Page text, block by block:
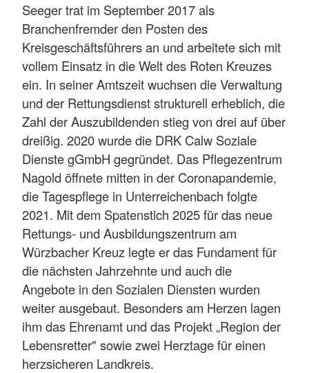
Seeger trat im September 2017 als
Branchenfremder den Posten des
Kreisgeschäftsführers an und arbeitete sich mit
vollem Einsatz in die Welt des Roten Kreuzes
ein. In seiner Amtszeit wuchsen die Verwaltung
und der Rettungsdienst strukturell erheblich, die
Zahl der Auszubildenden stieg von drei auf über
dreißig. 2020 wurde die DRK Calw Soziale
Dienste gGmbH gegründet. Das Pflegezentrum
Nagold öffnete mitten in der Coronapandemie,
die Tagespflege in Unterreichenbach folgte
2021. Mit dem Spatenstich 2025 für das neue
Rettungs- und Ausbildungszentrum am
Würzbacher Kreuz legte er das Fundament für
die nächsten Jahrzehnte und auch die
Angebote in den Sozialen Diensten wurden
weiter ausgebaut. Besonders am Herzen lagen
ihm das Ehrenamt und das Projekt „Region der
Lebensretter" sowie zwei Herztage für einen
herzsicheren Landkreis.